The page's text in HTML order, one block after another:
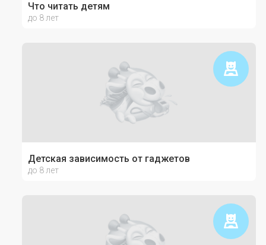
Что читать детям
до 8 лет
Детская зависимость от гаджетов
до 8 лет